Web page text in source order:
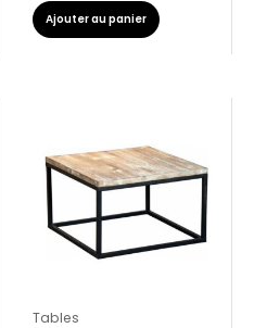
Ajouter au panier
Tables